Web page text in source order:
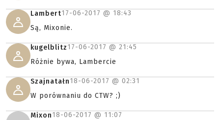
Lambert17-06-2017 @ 18:43
Są, Mixonie.
kugelblitz17-06-2017 @ 21:45
Różnie bywa, Lambercie
Szajnatałn18-06-2017 @ 02:31
W porównaniu do CTW? ;)
Mixon18-06-2017 @ 11:07